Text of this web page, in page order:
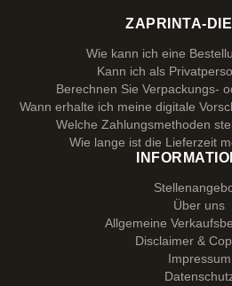
ZAPRINTA-
Wie kann ich eine
Kann ich als
Berechnen Sie Verpackungs-
Wann erhalte ich meine digitale
Welche Zahlungsmethoden
Wie lange ist die Lieferzeit
Über uns
Allgemeine
Disclaimer &
Impressum